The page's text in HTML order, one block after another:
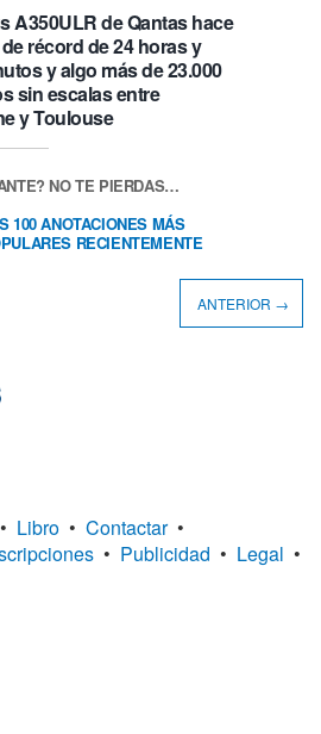
A350ULR de Qantas hace
récord de 24 horas y
y algo más de 23.000
sin escalas entre
y Toulouse
NO TE PIERDAS…
100 ANOTACIONES MÁS
RECIENTEMENTE
ANTERIOR →
• Libro • Contactar •
• Publicidad • Legal •